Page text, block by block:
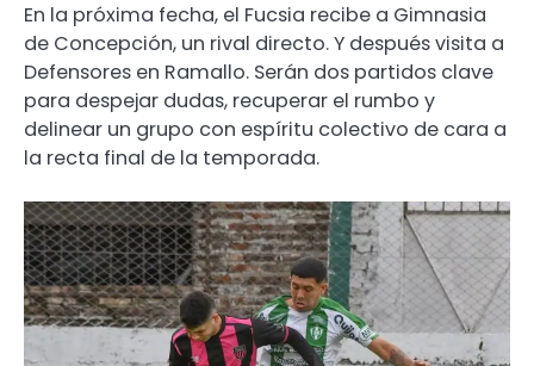
En la próxima fecha, el Fucsia recibe a Gimnasia
de Concepción, un rival directo. Y después visita a
Defensores en Ramallo. Serán dos partidos clave
para despejar dudas, recuperar el rumbo y
delinear un grupo con espíritu colectivo de cara a
la recta final de la temporada.